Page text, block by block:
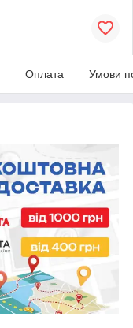
Оплата Умови